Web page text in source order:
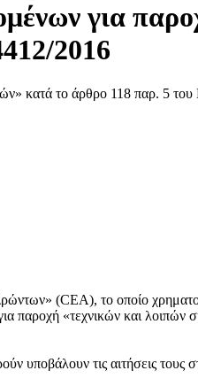
για
2016
Δρώντων» (CEA), το οποίο
«τεχνικών και λοιπών
υποβάλουν τις αιτήσεις τους